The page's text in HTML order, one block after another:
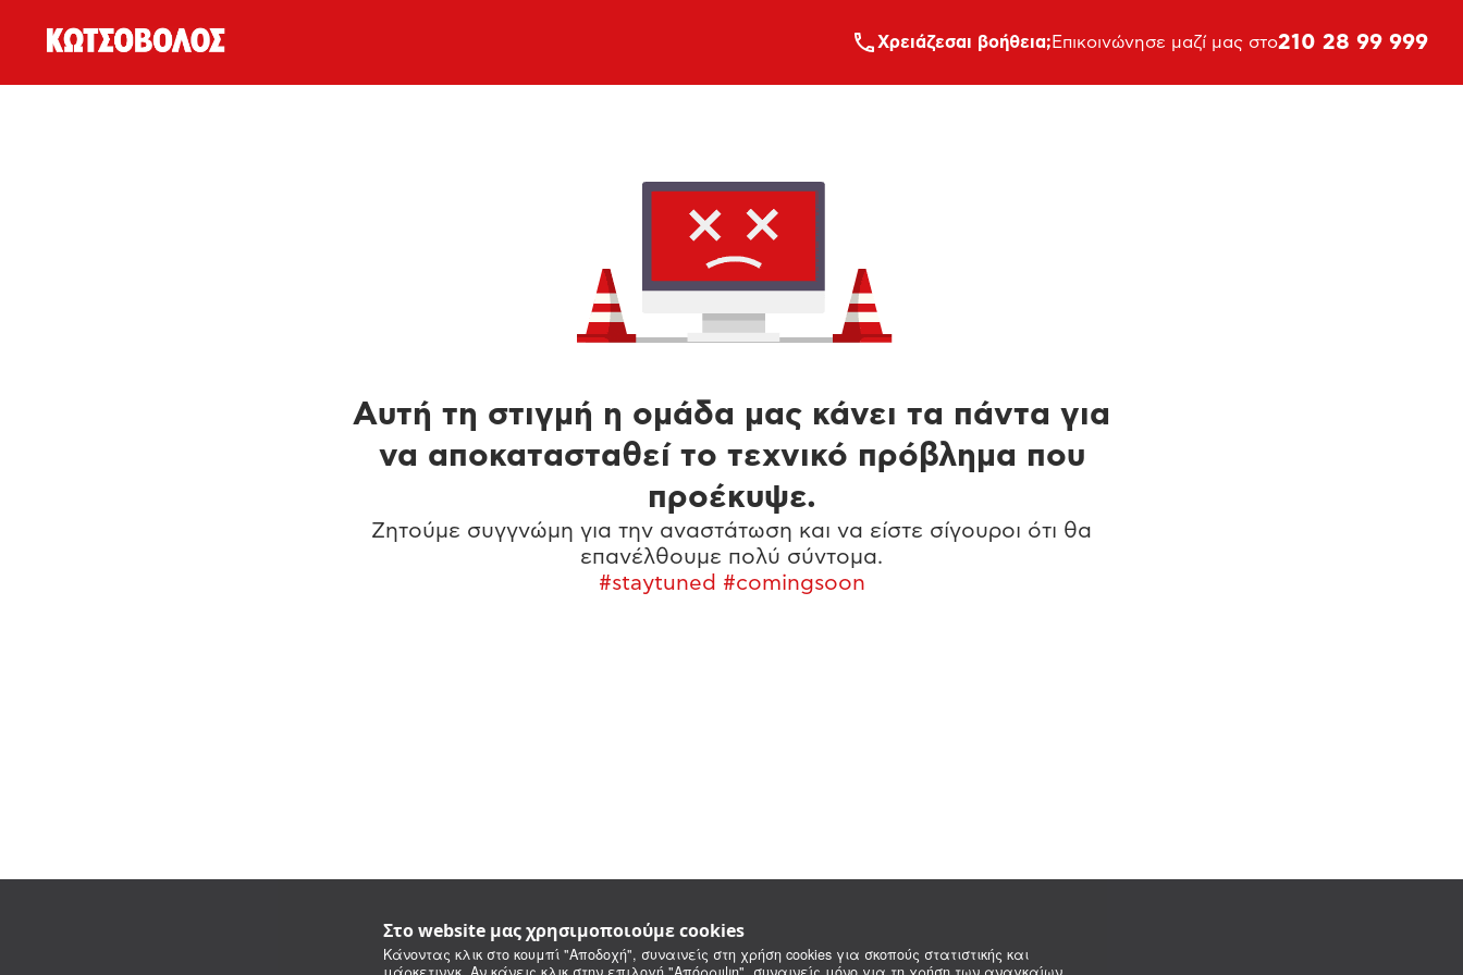
Στο website μας χρησιμοποιούμε cookies
Κάνοντας κλικ στο κουμπί "Αποδοχή", συναινείς στη χρήση cookies για σκοπούς στατιστικής και
Xρειάζεσαι βοήθεια; Επικοινώνησε μαζί μας στο210 28 99 999
Αυτή τη στιγμή η ομάδα μας κάνει τα πάντα για
να αποκατασταθεί το τεχνικό πρόβλημα που
προέκυψε.
Ζητούμε συγγνώμη για την αναστάτωση και να είστε σίγουροι ότι θα
επανέλθουμε πολύ σύντομα.
#staytuned #comingsoon